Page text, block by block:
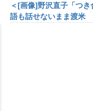
＜[画像]野沢直子「つ
語も話せないまま渡米